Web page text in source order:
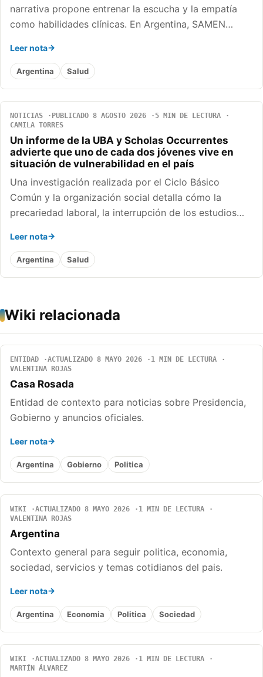
narrativa propone entrenar la escucha y la empatía
como habilidades clínicas. En Argentina, SAMEN…
Leer nota
Argentina Salud
NOTICIAS PUBLICADO 8 AGOSTO 2026
5 MIN DE LECTURA
CAMILA TORRES
Un informe de la UBA y Scholas Occurrentes
advierte que uno de cada dos jóvenes vive en
situación de vulnerabilidad en el país
Una investigación realizada por el Ciclo Básico
Común y la organización social detalla cómo la
precariedad laboral, la interrupción de los estudios…
Leer nota
Argentina Salud
Wiki relacionada
ENTIDAD ACTUALIZADO 8 MAYO 2026
1 MIN DE LECTURA
VALENTINA ROJAS
Casa Rosada
Entidad de contexto para noticias sobre Presidencia,
Gobierno y anuncios oficiales.
Leer nota
Argentina Gobierno Politica
WIKI ACTUALIZADO 8 MAYO 2026
1 MIN DE LECTURA
VALENTINA ROJAS
Argentina
Contexto general para seguir politica, economia,
sociedad, servicios y temas cotidianos del pais.
Leer nota
Argentina Economia Politica Sociedad
WIKI ACTUALIZADO 8 MAYO 2026
1 MIN DE LECTURA
MARTÍN ÁLVAREZ